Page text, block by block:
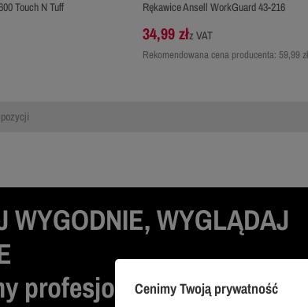
Touch N Tuff
Rękawice Ansell WorkGuard 43-216
34,99 złz VAT
Rekomendowana cena producenta: 59,99 zł
WYGODNIE, WYGLĄDAJ
profesjonalistówCenimy Twoją prywatność